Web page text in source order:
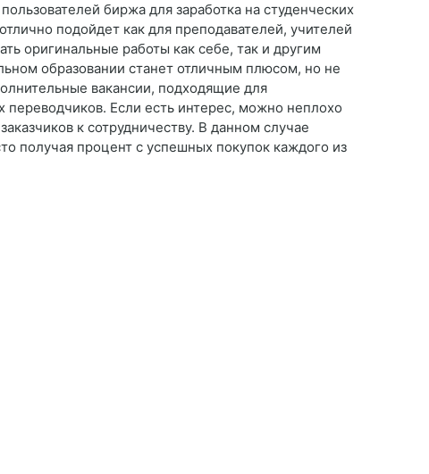
биржа для заработка на студенческих
подойдет как для преподавателей, учителей
оригинальные работы как себе, так и другим
образовании станет отличным плюсом, но не
вакансии, подходящие для
переводчиков. Если есть интерес, можно неплохо
к сотрудничеству. В данном случае
получая процент с успешных покупок каждого из